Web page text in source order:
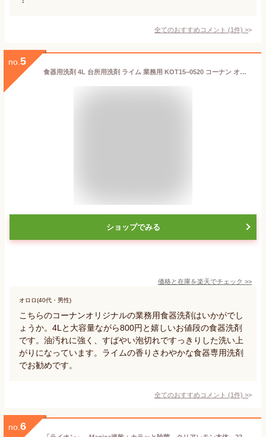
全てのおすすめコメント (1件) >
no. 5
食器用洗剤 4L 台所用洗剤 ライム 業務用 KOT15−0520 コーナン オリジナル LIFELEX 台所用 業務用洗剤 業務用 油汚れ 中性 大容量 食器洗剤 4L 洗剤 爽やか 食器用 手肌 やさしい 守る ライムの香り
ショップでみる
価格と在庫を楽天でチェック >>
オロロ(40代・男性)
こちらのコーナンオリジナルの業務用食器洗剤はいかがでし
ょうか。4Lと大容量ながら800円と嬉しいお値段の食器洗剤
です。油汚れに強く、すばやい泡切れですっきりした洗い上
がりになっています。ライムの香りさわやかな食器専用洗剤
でお勧めです。
全てのおすすめコメント (1件) >
no. 6